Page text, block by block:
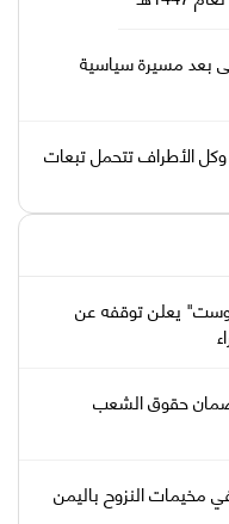
بعد مسيرة سياسية
الأطراف تتحمل تبعات
يعلن توقفه عن
ضمان حقوق الشعب
مخيمات النزوح باليمن